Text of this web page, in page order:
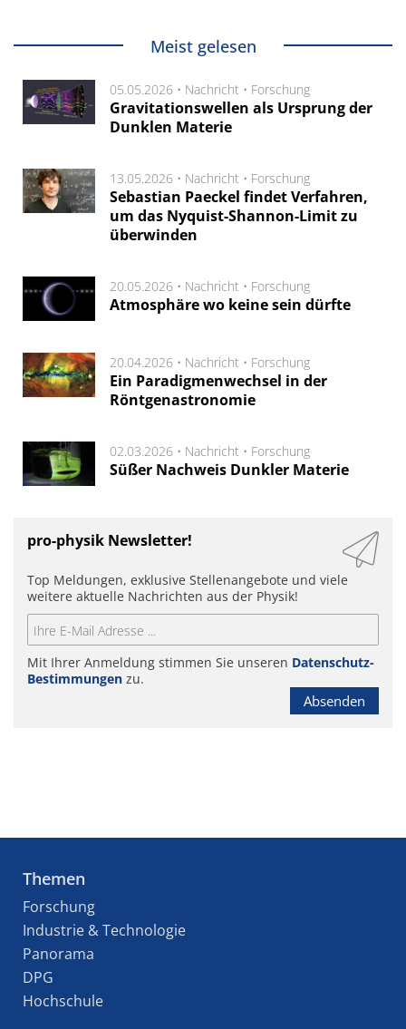
Meist gelesen
05.05.2026 • Nachricht • Forschung
Gravitationswellen als Ursprung der
Dunklen Materie
13.05.2026 • Nachricht • Forschung
Sebastian Paeckel findet Verfahren,
um das Nyquist-Shannon-Limit zu
überwinden
20.05.2026 • Nachricht • Forschung
Atmosphäre wo keine sein dürfte
20.04.2026 • Nachricht • Forschung
Ein Paradigmenwechsel in der
Röntgenastronomie
02.03.2026 • Nachricht • Forschung
Süßer Nachweis Dunkler Materie
pro-physik Newsletter!
Top Meldungen, exklusive Stellenangebote und viele
weitere aktuelle Nachrichten aus der Physik!
Mit Ihrer Anmeldung stimmen Sie unseren Datenschutz-
Bestimmungen zu.
Absenden
Themen
Forschung
Industrie & Technologie
Panorama
DPG
Hochschule